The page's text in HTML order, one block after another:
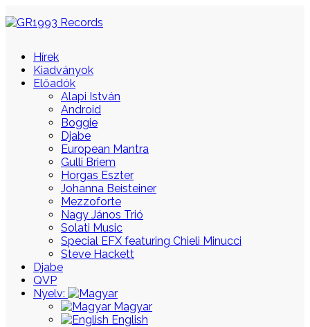
Hírek
Kiadványok
Előadók
Alapi István
Android
Boggie
Djabe
European Mantra
Gulli Briem
Horgas Eszter
Johanna Beisteiner
Mezzoforte
Nagy János Trió
Solati Music
Special EFX featuring Chieli Minucci
Steve Hackett
Djabe
QVP
Nyelv:
Magyar
English